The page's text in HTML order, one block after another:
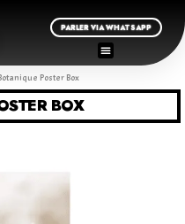
PARLER VIA WHATSAPP
Poster Box
BOX